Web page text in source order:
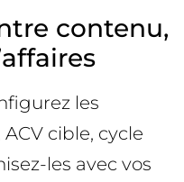
contenu,
les
cible, cycle
les avec vos